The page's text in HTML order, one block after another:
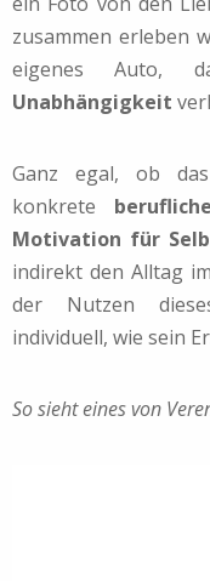
zusammen erleben
eigenes Auto,
Unabhängigkeit
Ganz egal, ob
konkrete
Motivation für
indirekt den Alltag
der Nutzen
individuell, wie sein
So sieht eines von